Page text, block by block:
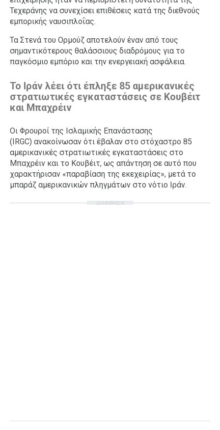
Τεχεράνης να συνεχίσει επιθέσεις κατά της διεθνούς
εμπορικής ναυσιπλοΐας.
Τα Στενά του Ορμούζ αποτελούν έναν από τους
σημαντικότερους θαλάσσιους διαδρόμους για το
παγκόσμιο εμπόριο και την ενεργειακή ασφάλεια.
Το Ιράν λέει ότι έπληξε 85 αμερικανικές
στρατιωτικές εγκαταστάσεις σε Κουβέιτ
και Μπαχρέιν
Οι Φρουροί της Ισλαμικής Επανάστασης
(IRGC) ανακοίνωσαν ότι έβαλαν στο στόχαστρο 85
αμερικανικές στρατιωτικές εγκαταστάσεις στο
Μπαχρέιν και το Κουβέιτ, ως απάντηση σε αυτό που
χαρακτήρισαν «παραβίαση της εκεχειρίας», μετά το
μπαράζ αμερικανικών πληγμάτων στο νότιο Ιράν.
ΔΙΑΦΗΜΙΣΗ